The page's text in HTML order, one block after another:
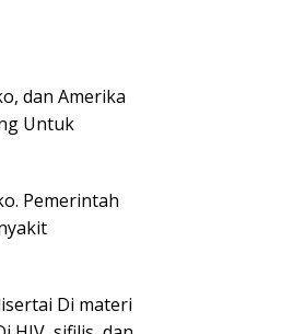
dan Amerika
Untuk
Pemerintah
Di materi